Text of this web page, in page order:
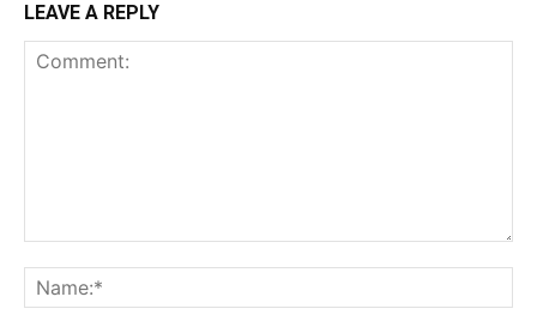
LEAVE A REPLY